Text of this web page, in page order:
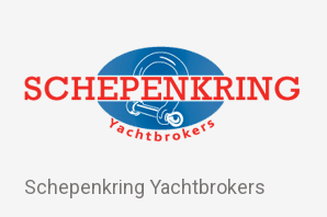
Schepenkring Yachtbrokers